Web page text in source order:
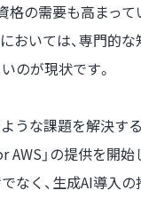
格の需要も高まって
おいては、専門的
のが現状です。
うな課題を解決する
AWS」の提供を開始
なく、生成AI導入